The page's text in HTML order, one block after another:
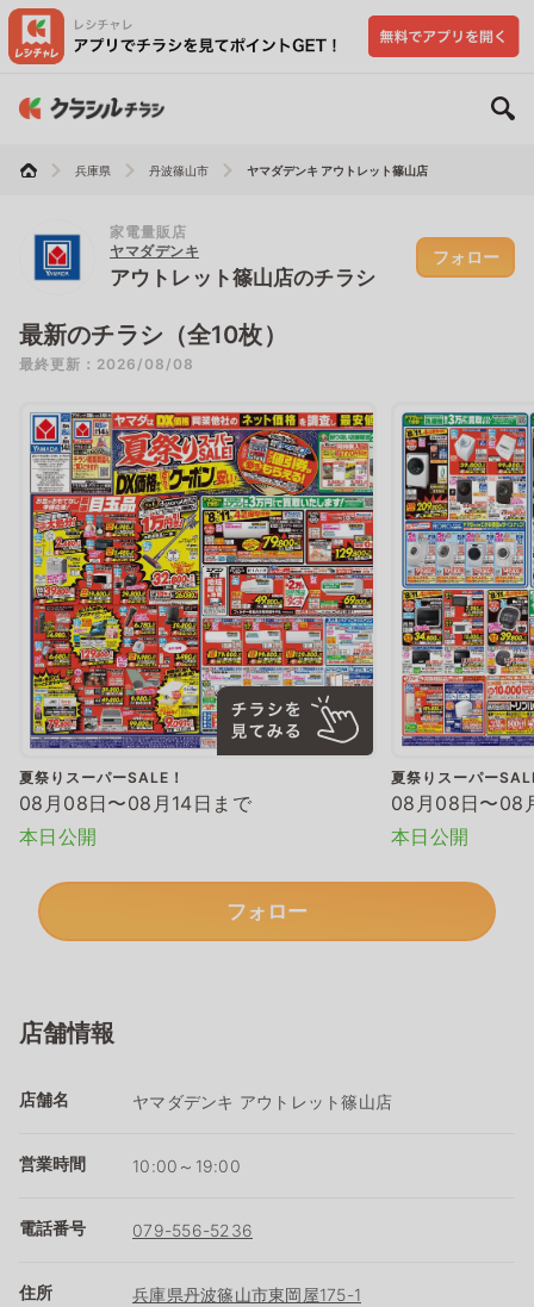
兵庫県 丹波篠山市 ヤマダデンキ アウトレット篠山店
家電量販店
ヤマダデンキ
アウトレット篠山店のチラシ
フォロー
最新のチラシ（全10枚）
最終更新：2026/08/08
夏祭りスーパーSALE！
08月08日〜08月14日まで
本日公開
夏祭りスーパー
08月08日〜08
本日公開
フォロー
店舗情報
店舗名 ヤマダデンキ アウトレット篠山店
営業時間 10:00～19:00
電話番号 079-556-5236
住所 兵庫県丹波篠山市東岡屋175-1